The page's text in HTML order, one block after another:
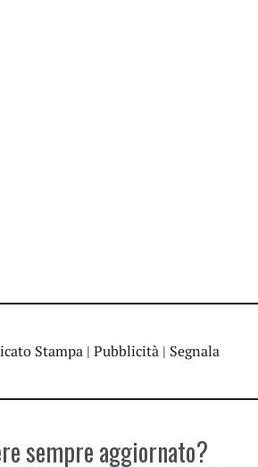
Stampa | Pubblicità | Segnala
sempre aggiornato?